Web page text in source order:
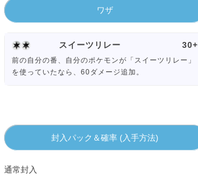
ワザ
スイーツリレー 30+
前の自分の番、自分のポケモンが「スイーツリレー」
を使っていたなら、60ダメージ追加。
封入パック＆確率 (入手方法)
通常封入